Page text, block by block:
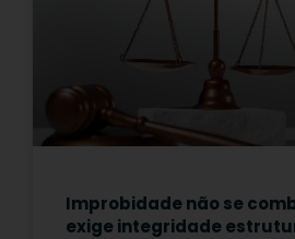
Improbidade não se
exige integridade